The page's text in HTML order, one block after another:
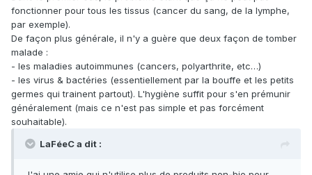
fonctionner pour tous les tissus (cancer du sang, de la lymphe,
par exemple).
De façon plus générale, il n'y a guère que deux façon de tomber
malade :
- les maladies autoimmunes (cancers, polyarthrite, etc…)
- les virus & bactéries (essentiellement par la bouffe et les petits
germes qui trainent partout). L'hygiène suffit pour s'en prémunir
généralement (mais ce n'est pas simple et pas forcément
souhaitable).
LaFéeC a dit :